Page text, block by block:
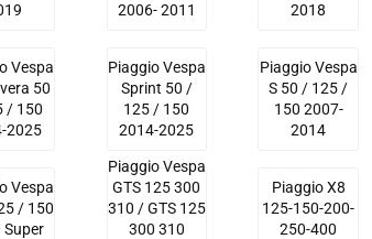
2006- 2011
2018
Vespa
50
/ 150
2025
Piaggio Vespa
Sprint 50 /
125 / 150
2014-2025
Piaggio Vespa
S 50 / 125 /
150 2007-
2014
Vespa
/ 150
Super
Piaggio Vespa
GTS 125 300
310 / GTS 125
300 310
Piaggio X8
125-150-200-
250-400